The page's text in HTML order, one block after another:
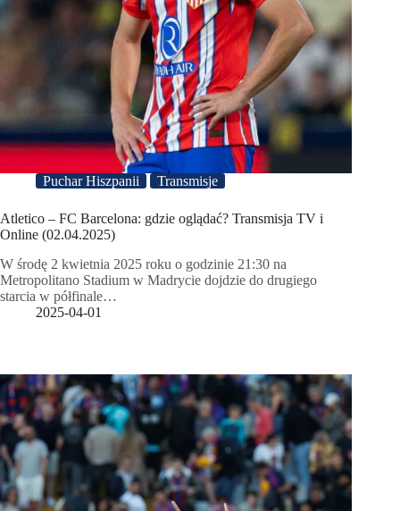
Puchar Hiszpanii Transmisje
Atletico – FC Barcelona: gdzie oglądać? Transmisja TV i
Online (02.04.2025)
W środę 2 kwietnia 2025 roku o godzinie 21:30 na
Metropolitano Stadium w Madrycie dojdzie do drugiego
starcia w półfinale…
2025-04-01